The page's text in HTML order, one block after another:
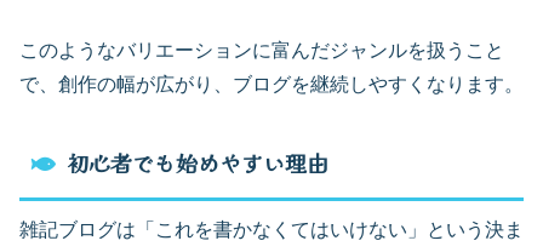
このようなバリエーションに富んだジャンルを扱うこと
で、創作の幅が広がり、ブログを継続しやすくなります。
初心者でも始めやすい理由
雑記ブログは「これを書かなくてはいけない」という決ま